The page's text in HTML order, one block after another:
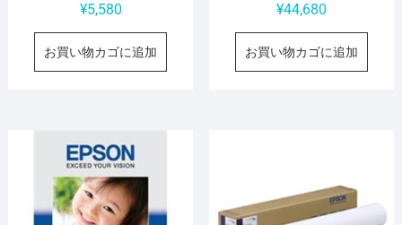
¥5,580
お買い物カゴに追加
¥44,680
お買い物カゴに追加